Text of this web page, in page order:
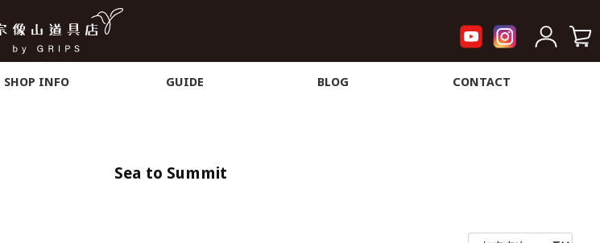
SHOP INFO GUIDE BLOG CONTACT
Sea to Summit